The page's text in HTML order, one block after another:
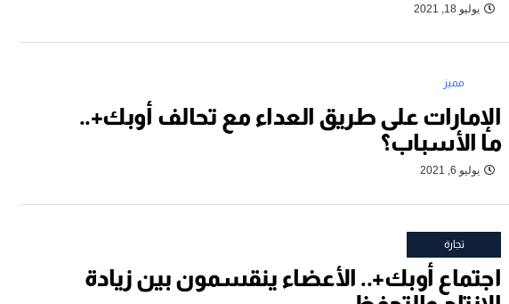
يوليو 18, 2021
مميز
الإمارات على طريق العداء مع تحالف أوبك+..
ما الأسباب؟
يوليو 6, 2021
تجارة
اجتماع أوبك+.. الأعضاء ينقسمون بين زيادة